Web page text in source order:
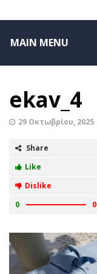
MAIN MENU
ekav_4
29 Οκτωβρίου, 2025
Share
Like
Dislike
0
0